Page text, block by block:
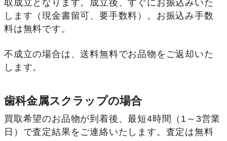
取成立となります。成立後、すぐにお振込みいた
します（現金書留可、要手数料）。お振込み手数
料は無料です。
不成立の場合は、送料無料でお品物をご返却いた
します。
歯科金属スクラップの場合
買取希望のお品物が到着後、最短4時間（1～3営業
日）で査定結果をご連絡いたします。査定は無料